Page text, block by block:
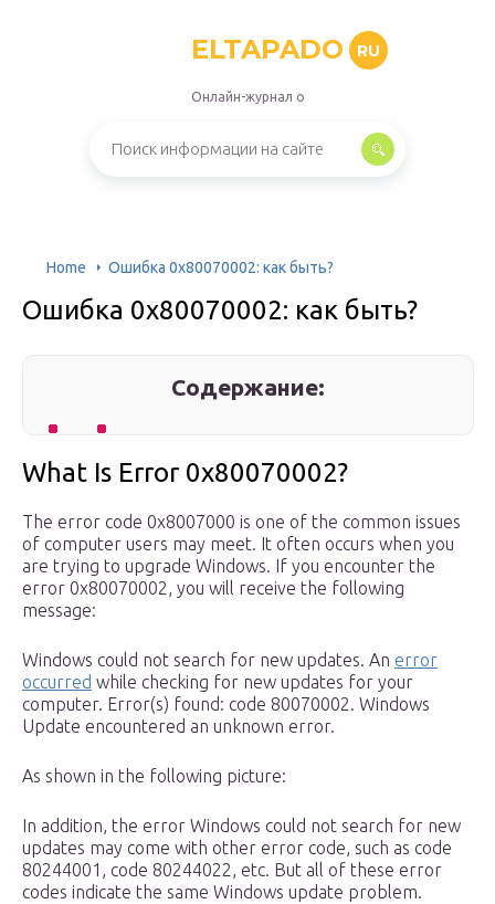
ELTAPADO RU
Онлайн-журнал о
Home Ошибка 0х80070002: как быть?
Ошибка 0х80070002: как быть?
Содержание:
What Is Error 0x80070002?
The error code 0x8007000 is one of the common issues
of computer users may meet. It often occurs when you
are trying to upgrade Windows. If you encounter the
error 0x80070002, you will receive the following
message:
Windows could not search for new updates. An error
occurred while checking for new updates for your
computer. Error(s) found: code 80070002. Windows
Update encountered an unknown error.
As shown in the following picture:
In addition, the error Windows could not search for new
updates may come with other error code, such as code
80244001, code 80244022, etc. But all of these error
codes indicate the same Windows update problem.